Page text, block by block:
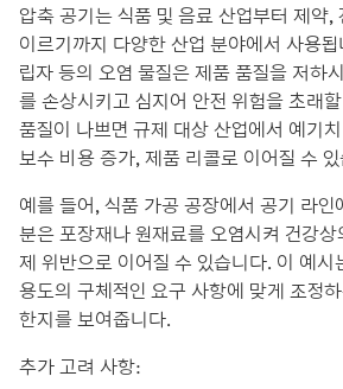
압축 공기는 식품 및 음료 산업부터 제약,
이르기까지 다양한 산업 분야에서 사용
립자 등의 오염 물질은 제품 품질을 저하
를 손상시키고 심지어 안전 위험을 초래
품질이 나쁘면 규제 대상 산업에서 예기
보수 비용 증가, 제품 리콜로 이어질 수
예를 들어, 식품 가공 공장에서 공기 라
분은 포장재나 원재료를 오염시켜 건강
제 위반으로 이어질 수 있습니다. 이 예
용도의 구체적인 요구 사항에 맞게 조정
한지를 보여줍니다.
추가 고려 사항: